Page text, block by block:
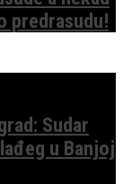
predrasudu!
Sudar
u Banjoj